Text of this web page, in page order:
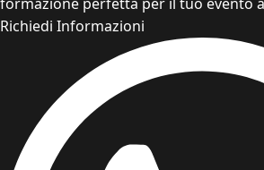
Richiedi Informazioni